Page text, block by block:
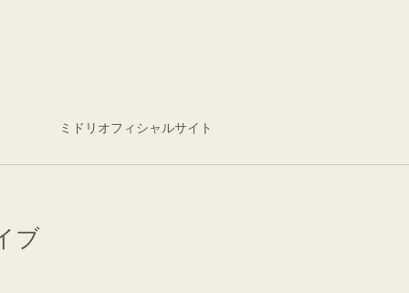
ミドリオフィシャルサイト
ブ